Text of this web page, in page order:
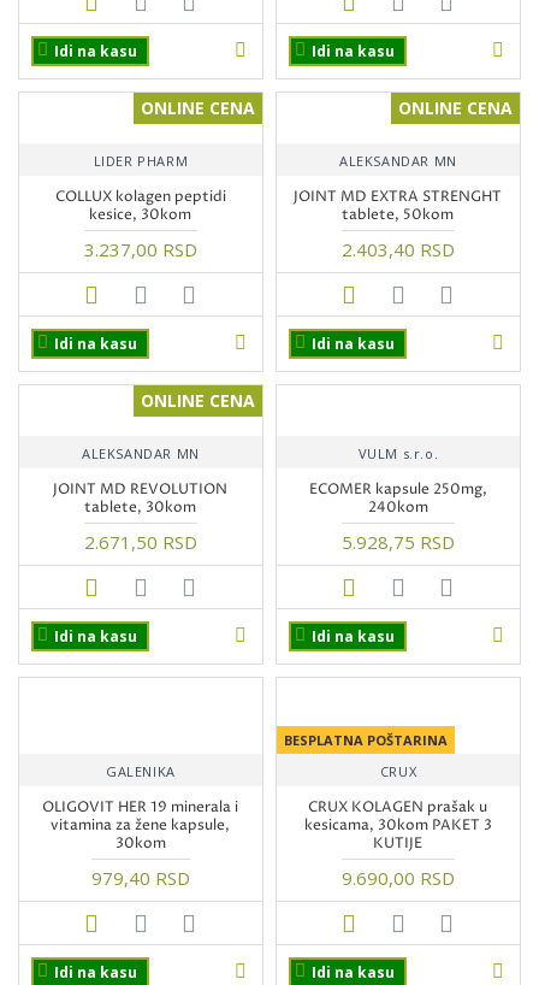
Idi na kasu Idi na kasu
ONLINE CENA
LIDER PHARM
COLLUX kolagen peptidi
kesice, 30kom
3.237,00 RSD
Idi na kasu
ONLINE CENA
ALEKSANDAR MN
JOINT MD EXTRA STRENGHT
tablete, 50kom
2.403,40 RSD
Idi na kasu
ONLINE CENA
ALEKSANDAR MN
JOINT MD REVOLUTION
tablete, 30kom
2.671,50 RSD
Idi na kasu
VULM s.r.o.
ECOMER kapsule 250mg,
240kom
5.928,75 RSD
Idi na kasu
GALENIKA
OLIGOVIT HER 19 minerala i
vitamina za žene kapsule,
30kom
979,40 RSD
Idi na kasu
BESPLATNA POŠTARINA
CRUX
CRUX KOLAGEN prašak u
kesicama, 30kom PAKET 3
KUTIJE
9.690,00 RSD
Idi na kasu